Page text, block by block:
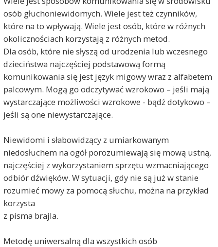
osób głuchoniewidomych. Wiele jest też czynników,
które na to wpływają. Wiele jest osób, które w różnych
okolicznościach korzystają z różnych metod.
Dla osób, które nie słyszą od urodzenia lub wczesnego
dzieciństwa najczęściej podstawową formą
komunikowania się jest język migowy wraz z alfabetem
palcowym. Mogą go odczytywać wzrokowo – jeśli mają
wystarczające możliwości wzrokowe - bądź dotykowo –
jeśli są one niewystarczające.
Niewidomi i słabowidzący z umiarkowanym
niedosłuchem na ogół porozumiewają się mową ustną,
najczęściej z wykorzystaniem sprzętu wzmacniającego
odbiór dźwięków. W sytuacji, gdy nie są już w stanie
rozumieć mowy za pomocą słuchu, można na przykład
korzysta
z pisma brajla.
Metodę uniwersalną dla wszystkich osób